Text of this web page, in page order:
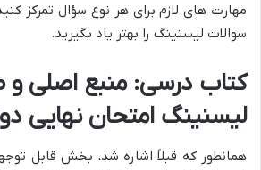
مهارت های لازم برای هر نوع سؤال تمرکز
سوالات لیسنینگ را بهتر یاد بگیرید.
کتاب درسی: منبع اصلی و
لیسنینگ امتحان نهایی